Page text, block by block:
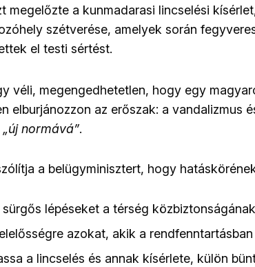
megelőzte a kunmadarasi lincselési
szétverése, amelyek során
el testi sértést.
véli, megengedhetetlen, hogy egy
elburjánozzon az erőszak: a vandalizmus
„új normává”.
a belügyminisztert, hogy
lépéseket a térség
azokat, akik a
a lincselés és annak kísérlete, külön